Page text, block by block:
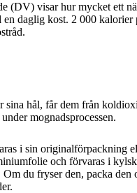
(DV) visar hur mycket ett
daglig kost. 2 000 kalorier
sina hål, får dem från
mognadsprocessen.
i sin originalförpackning
och förvaras i
du fryser den, packa den